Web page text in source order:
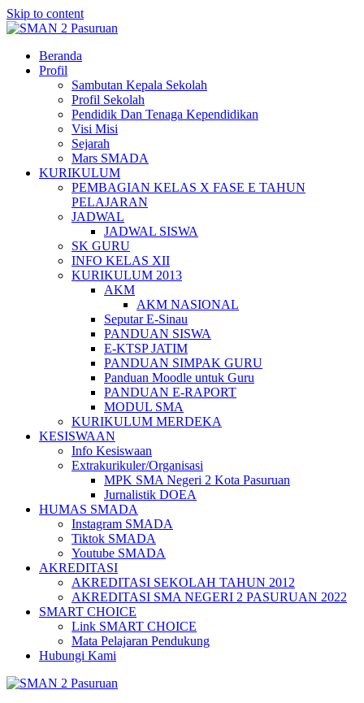
Skip to content
Beranda
Profil
Sambutan Kepala Sekolah
Profil Sekolah
Pendidik Dan Tenaga Kependidikan
Visi Misi
Sejarah
Mars SMADA
KURIKULUM
PEMBAGIAN KELAS X FASE E TAHUN
PELAJARAN
JADWAL
JADWAL SISWA
SK GURU
INFO KELAS XII
KURIKULUM 2013
AKM
AKM NASIONAL
Seputar E-Sinau
PANDUAN SISWA
E-KTSP JATIM
PANDUAN SIMPAK GURU
Panduan Moodle untuk Guru
PANDUAN E-RAPORT
MODUL SMA
KURIKULUM MERDEKA
KESISWAAN
Info Kesiswaan
Extrakurikuler/Organisasi
MPK SMA Negeri 2 Kota Pasuruan
Jurnalistik DOEA
HUMAS SMADA
Instagram SMADA
Tiktok SMADA
Youtube SMADA
AKREDITASI
AKREDITASI SEKOLAH TAHUN 2012
AKREDITASI SMA NEGERI 2 PASURUAN 2022
SMART CHOICE
Link SMART CHOICE
Mata Pelajaran Pendukung
Hubungi Kami